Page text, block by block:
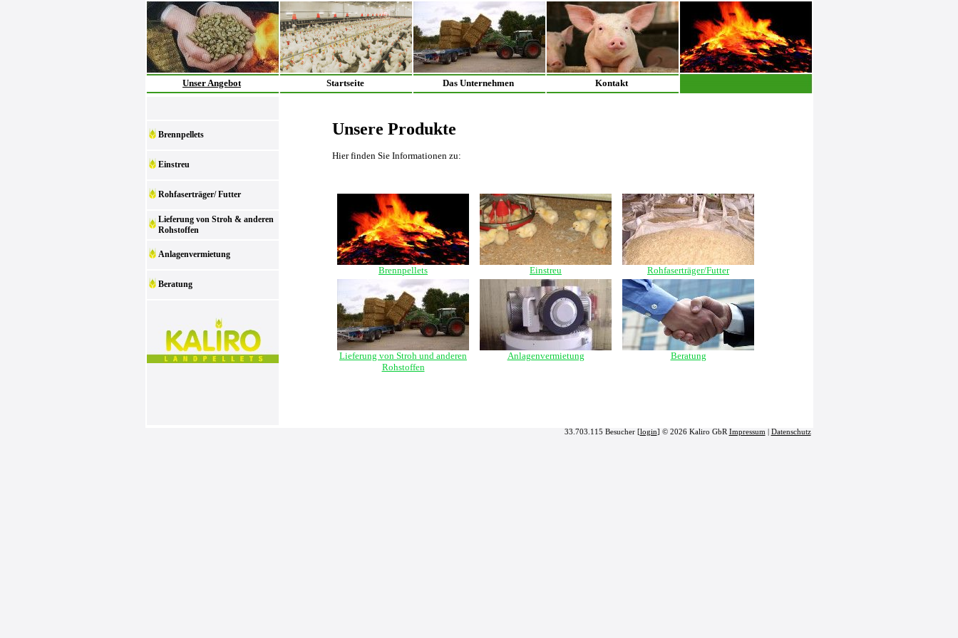
Unser Angebot Startseite Das Unternehmen Kontakt
Brennpellets
Einstreu
Rohfaserträger/ Futter
Lieferung von Stroh & anderen
Rohstoffen
Anlagenvermietung
Beratung
Unsere Produkte
Hier finden Sie Informationen zu:
Brennpellets Einstreu Rohfaserträger/Futter
Lieferung von Stroh und anderen
Rohstoffen
Anlagenvermietung Beratung
33.703.115 Besucher [login] © 2026 Kaliro GbR Impressum Datenschutz